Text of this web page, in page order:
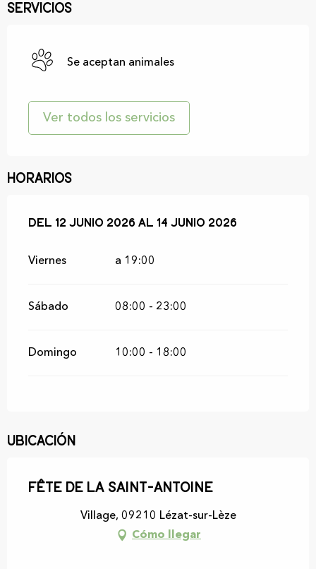
Servicios
Se aceptan animales
Ver todos los servicios
Horarios
Del 12 junio 2026 al 14 junio 2026
Del 12 junio 2026 al 14 junio 2026
Viernes a 19:00
Sábado 08:00 - 23:00
Domingo 10:00 - 18:00
Ubicación
Fête de la Saint-Antoine
Village, 09210 Lézat-sur-Lèze
Cómo llegar